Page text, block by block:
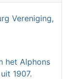
Vereniging,
het Alphons
1907.